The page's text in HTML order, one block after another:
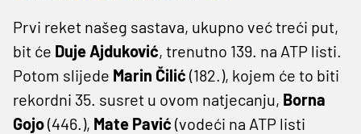
Prvi reket našeg sastava, ukupno već treći put,
bit će Duje Ajduković, trenutno 139. na ATP listi.
Potom slijede Marin Čilić (182.), kojem će to biti
rekordni 35. susret u ovom natjecanju, Borna
Gojo(446.), Mate Pavić (vodeći na ATP listi